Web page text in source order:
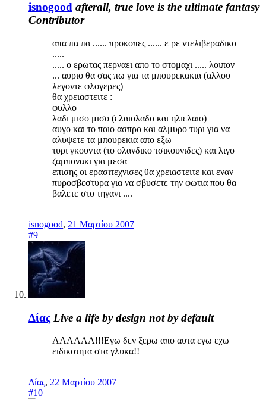
isnogood afterall, true love is the ultimate fantasy
Contributor
απα πα πα ...... προκοπες ...... ε ρε ντελιβεραδικο
.....
..... ο ερωτας περναει απο το στομαχι ..... λοιπον
... αυριο θα σας πω για τα μπουρεκακια (αλλου
λεγοντε φλογερες)
θα χρειαστειτε :
φυλλο
λαδι μισο μισο (ελαιολαδο και ηλιελαιο)
αυγο και το ποιο ασπρο και αλμυρο τυρι για να
αλυψετε τα μπουρεκια απο εξω
τυρι γκουντα (το ολανδικο τσικουνιδες) και λιγο
ζαμπονακι για μεσα
επισης οι ερασιτεχνισες θα χρειαστειτε και εναν
πυροσβεστυρα για να σβυσετε την φωτια που θα
βαλετε στο τηγανι ....
isnogood, 21 Μαρτίου 2007
#9
Δίας Live a life by design not by default
ΑΑΑΑΑΑ!!!Εγω δεν ξερω απο αυτα εγω εχω
ειδικοτητα στα γλυκα!!
Δίας, 22 Μαρτίου 2007
#10